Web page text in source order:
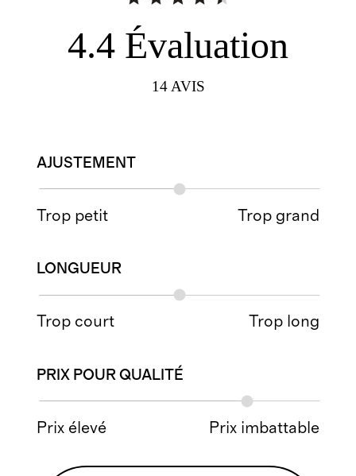
4.4 Évaluation
14 AVIS
AJUSTEMENT
Trop petit Trop grand
LONGUEUR
Trop court Trop long
PRIX POUR QUALITÉ
Prix élevé Prix imbattable